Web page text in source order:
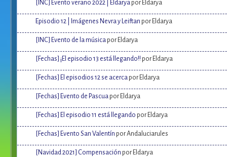
[INC] Evento verano 2022 | Eldarya por Eldarya
Episodio 12 | Imágenes Nevra y Leiftan por Eldarya
[INC] Evento de la música por Eldarya
[Fechas] ¡El episodio 13 está llegando!! por Eldarya
[Fechas] El episodios 12 se acerca por Eldarya
[Fechas] Evento de Pascua por Eldarya
[Fechas] El episodio 11 está llegando por Eldarya
[Fechas] Evento San Valentín por Andaluciarules
[Navidad 2021] Compensación por Eldarya